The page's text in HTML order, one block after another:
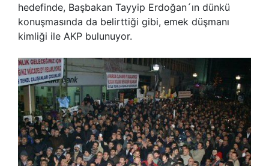
hedefinde, Başbakan Tayyip Erdoğan´ın dünkü
konuşmasında da belirttiği gibi, emek düşmanı
kimliği ile AKP bulunuyor.